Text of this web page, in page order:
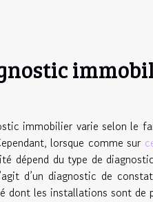
immobilier varie selon le
lorsque comme sur
dépend du type de
d’un diagnostic de
les installations sont de